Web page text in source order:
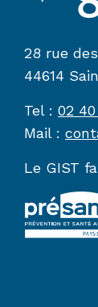
28 rue
44614
Tel : 02
Mail :
Le GIST